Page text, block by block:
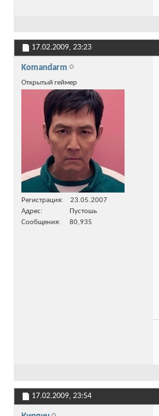
17.02.2009, 23:23
Komandarm
Открытый геймер
Регистрация
23.05.2007
Адрес
Пустошь
Сообщения
80,935
17.02.2009, 23:54